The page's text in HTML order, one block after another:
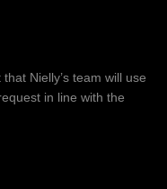
Nielly’s team will use
in line with the